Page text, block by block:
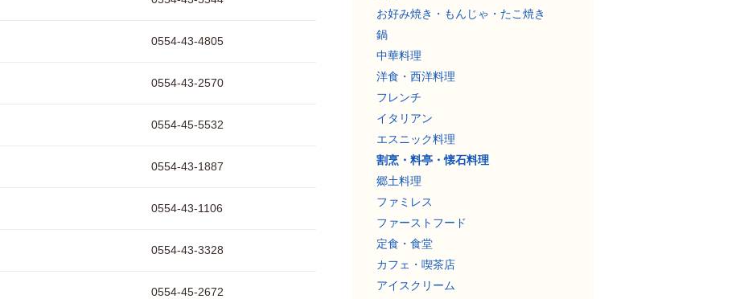
0554-43-4805
0554-43-2570
0554-45-5532
0554-43-1887
0554-43-1106
0554-43-3328
0554-45-2672
お好み焼き・もんじゃ・たこ焼き
鍋
中華料理
洋食・西洋料理
フレンチ
イタリアン
エスニック料理
割烹・料亭・懐石料理
郷土料理
ファミレス
ファーストフード
定食・食堂
カフェ・喫茶店
アイスクリーム